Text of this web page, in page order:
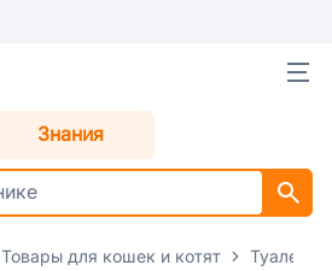
Знания
Товары для кошек и котят Туалеты